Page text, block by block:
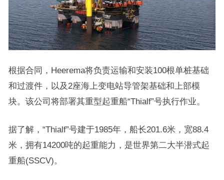
根据合同，Heerema将负责运输和安装100根单桩基础
和过渡件，以及2座海上变电站导管架基础和上部模
块。该公司将部署其重型起重船“Thialf”号执行作业。
据了解，“Thialf”号建于1985年，船长201.6米，宽88.4
米，拥有14200吨的起重能力，是世界第二大半潜式起
重船(SSCV)。